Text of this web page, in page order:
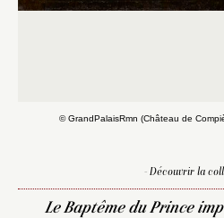
© GrandPalaisRmn (Château de
- Découvrir la
Le Baptême du Prince